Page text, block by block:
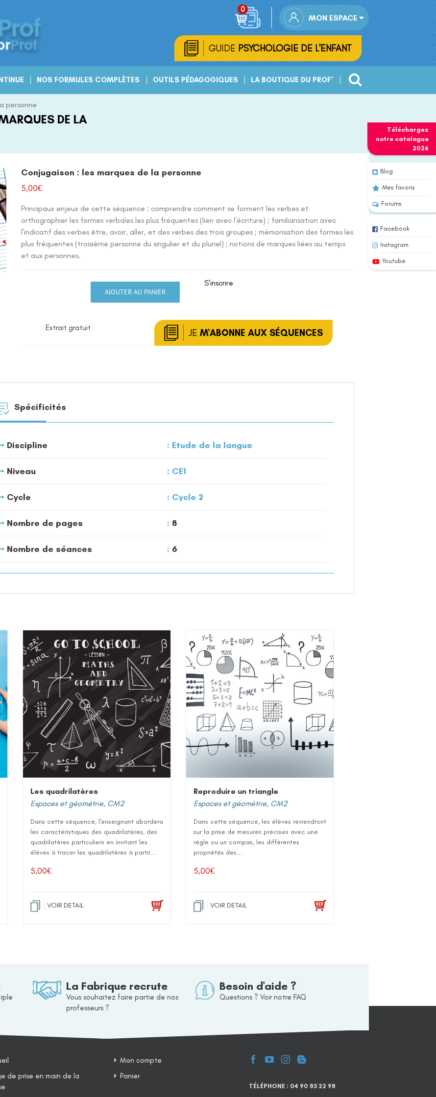
Téléchargez
notre catalogue
2026
Blog
Mes favoris
Forums
Facebook
Instagram
Youtube
MON ESPACE
GUIDE PSYCHOLOGIE DE L'ENFANT
NOS FORMULES COMPLÈTES OUTILS PÉDAGOGIQUES LA BOUTIQUE DU PROF’
personne
DE LA
Conjugaison : les marques de la personne
5,00€
Principaux enjeux de cette séquence : comprendre comment se forment les verbes et
orthographier les formes verbales les plus fréquentes (lien avec l’écriture) ; familiarisation avec
l’indicatif des verbes être, avoir, aller, et des verbes des trois groupes ; mémorisation des formes les
plus fréquentes (troisième personne du singulier et du pluriel) ; notions de marques liées au temps
et aux personnes.
:
personne
AJOUTER AU PANIER
S'inscrire
Extrait gratuit JE M'ABONNE AUX SÉQUENCES
Spécificités
Discipline Etude de la langue
Niveau CE1
Cycle Cycle 2
Nombre de pages 8
Nombre de séances 6
Les quadrilatères
Espaces et géométrie, CM2
Dans cette séquence, l'enseignant abordera
les caractéristiques des quadrilatères, des
quadrilatères particuliers en invitant les
élèves à tracer les quadrilatères à partir...
5,00€
VOIR DETAIL
Reproduire un triangle
Espaces et géométrie, CM2
Dans cette séquence, les élèves reviendront
sur la prise de mesures précises avec une
règle ou un compas, les différentes
propriétés des...
5,00€
VOIR DETAIL
La Fabrique recrute
Vous souhaitez faire partie de nos
professeurs ?
Besoin d'aide ?
Questions ? Voir notre FAQ
de prise en main de la
Mon compte
Panier
TÉLÉPHONE : 04 90 85 22 98